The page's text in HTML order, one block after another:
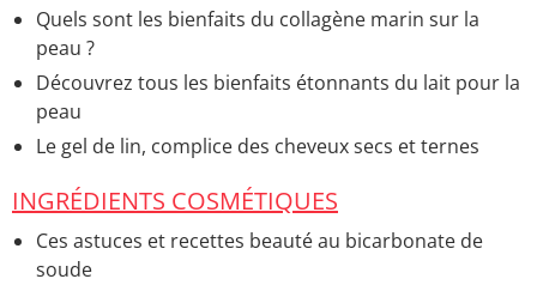
Quels sont les bienfaits du collagène marin sur la
peau ?
Découvrez tous les bienfaits étonnants du lait pour la
peau
Le gel de lin, complice des cheveux secs et ternes
INGRÉDIENTS COSMÉTIQUES
Ces astuces et recettes beauté au bicarbonate de
soude